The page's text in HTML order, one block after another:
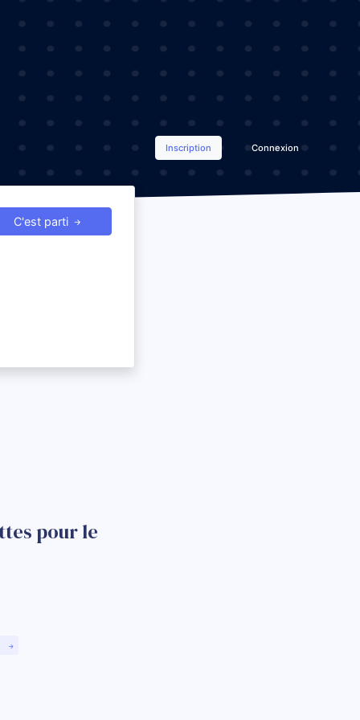
Inscription Connexion
C'est parti
pour le